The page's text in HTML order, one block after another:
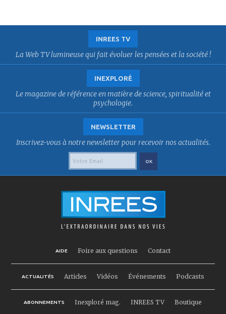
INREES TV
La Web TV lumineuse qui fait évoluer les pensées et la société !
INEXPLORÉ
Le magazine de référence en matière de science, spiritualité et
psychologie.
NEWSLETTER
Inscrivez-vous à notre newsletter pour recevoir nos actualités.
AIDE Foire aux questions Contact
ACTUALITÉS Articles Vidéos Événements Podcasts
ABONNEMENTS Inexploré mag. INREES TV Boutique